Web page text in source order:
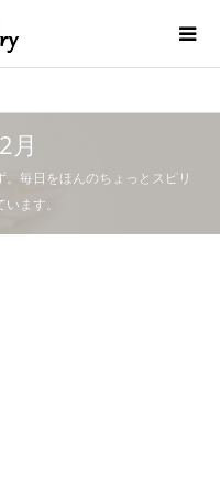
月
毎日をほんのちょっとスピリ
ます。